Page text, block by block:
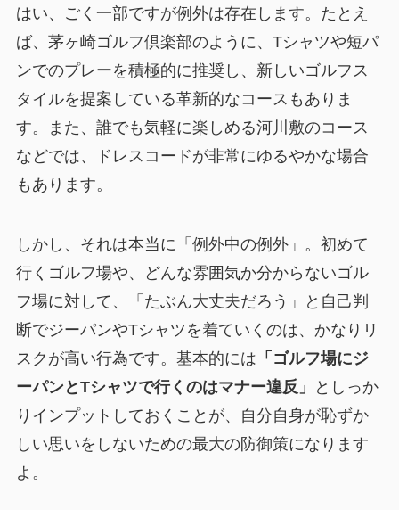
はい、ごく一部ですが例外は存在します。たとえ
ば、茅ヶ崎ゴルフ倶楽部のように、Tシャツや短パ
ンでのプレーを積極的に推奨し、新しいゴルフス
タイルを提案している革新的なコースもありま
す。また、誰でも気軽に楽しめる河川敷のコース
などでは、ドレスコードが非常にゆるやかな場合
もあります。
しかし、それは本当に「例外中の例外」。初めて
行くゴルフ場や、どんな雰囲気か分からないゴル
フ場に対して、「たぶん大丈夫だろう」と自己判
断でジーパンやTシャツを着ていくのは、かなりリ
スクが高い行為です。基本的には 「ゴルフ場にジ
ーパンとTシャツで行くのはマナー違反」
としっか
りインプットしておくことが、自分自身が恥ずか
しい思いをしないための最大の防御策になります
よ。